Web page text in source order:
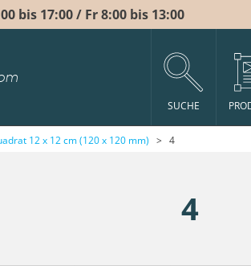
bis 17:00 / Fr 8:00 bis 13:00
SUCHE
12 x 12 cm (120 x 120 mm) > 4
4